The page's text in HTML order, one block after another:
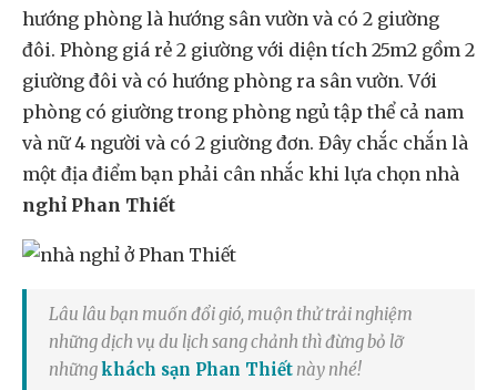
hướng phòng là hướng sân vườn và có 2 giường
đôi. Phòng giá rẻ 2 giường với diện tích 25m2 gồm 2
giường đôi và có hướng phòng ra sân vườn. Với
phòng có giường trong phòng ngủ tập thể cả nam
và nữ 4 người và có 2 giường đơn. Đây chắc chắn là
một địa điểm bạn phải cân nhắc khi lựa chọn nhà
nghỉ Phan Thiết
Lâu lâu bạn muốn đổi gió, muộn thử trải nghiệm
những dịch vụ du lịch sang chảnh thì đừng bỏ lỡ
nhữngkhách sạn Phan Thiết này nhé!